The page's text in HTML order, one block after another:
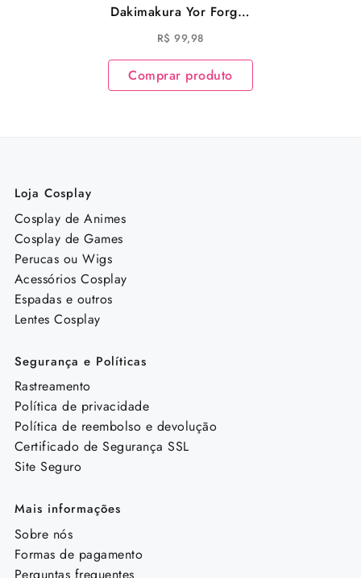
Dakimakura Yor Forger
Spy x Family Almofada
R$ 99,98
Comprar produto
Loja Cosplay
Cosplay de Animes
Cosplay de Games
Perucas ou Wigs
Acessórios Cosplay
Espadas e outros
Lentes Cosplay
Segurança e Políticas
Rastreamento
Política de privacidade
Política de reembolso e devolução
Certificado de Segurança SSL
Site Seguro
Mais informações
Sobre nós
Formas de pagamento
Perguntas frequentes